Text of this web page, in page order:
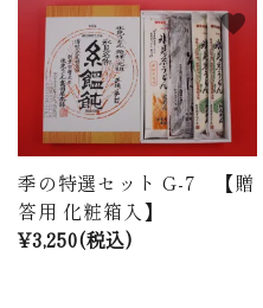
季の特選セット G-7 【贈
答用 化粧箱入】
¥3,250(税込)
favorite